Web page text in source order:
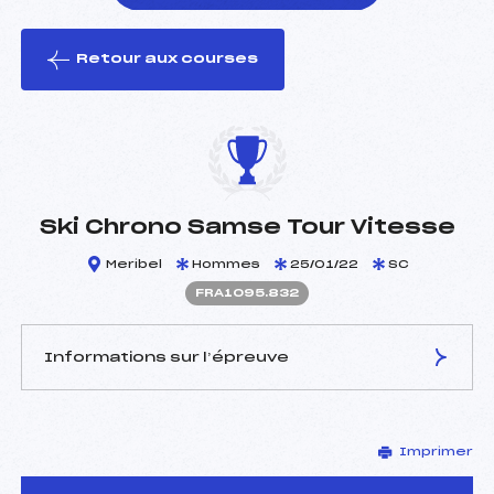
le ski
Retour aux courses
Ski Chrono Samse Tour Vitesse
Meribel Hommes 25/01/22 SC
FRA1095.832
Informations sur l’épreuve
GILLIAND ALAIN (SUI)
Arbitre :
MARTIN PHILIPPE (FRA)
Imprimer